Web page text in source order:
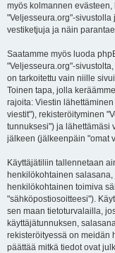
myös kolmannen
"Veljesseura.org"-
vestiketjuja ja näin
Saatamme myös luoda
"Veljesseura.org"-
on tarkoitettu vain niille
Toinen tapa, jolla
rajoita: Viestin
viestit"), rekisteröityminen
tunnuksesi") ja lähettämäsi
jälkeen (jälkeenpäin "omat
Käyttäjätiliin tallennetaan
henkilökohtainen
henkilökohtainen toimiva
"sähköpostiosoitteesi").
sen maan tietoturvalailla,
käyttäjätunnuksen,
rekisteröityessä on meidän
päättää mitkä tiedot ovat